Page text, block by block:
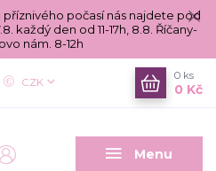
příznivého počasí nás najdete pod
každý den od 11-17h, 8.8. Říčany-
nám. 8-12h
Menu
CZK
0 ks
0 Kč